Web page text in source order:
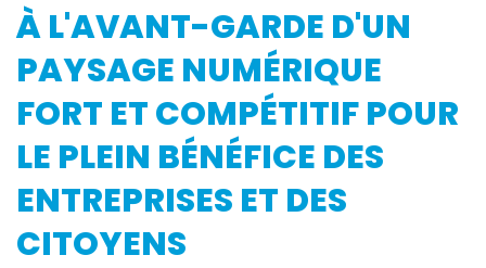
À L'AVANT-GARDE D'UN
PAYSAGE NUMÉRIQUE
FORT ET COMPÉTITIF POUR
LE PLEIN BÉNÉFICE DES
ENTREPRISES ET DES
CITOYENS